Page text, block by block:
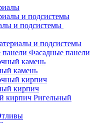
и подсистемы
и подсистемы
Фасадные панели
камень
кирпич
Ригельный